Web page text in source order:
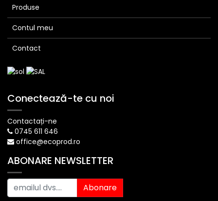
Produse
Contul meu
Contact
Conectează-te cu noi
Contactați-ne
0745 611 646
office@ecoprod.ro
ABONARE NEWSLETTER
Abonare